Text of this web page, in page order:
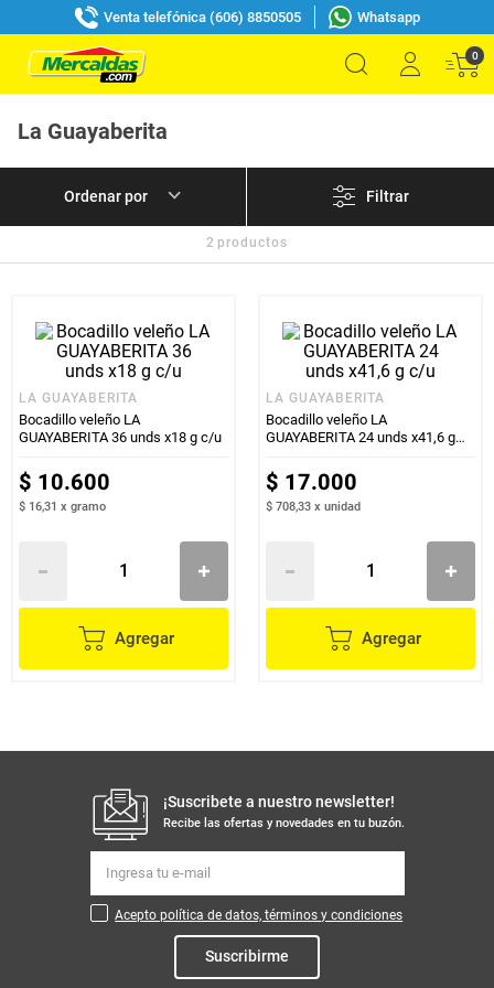
Venta telefónica (606) 8850505 Whatsapp
0
La Guayaberita
Filtrar
2 productos
LA GUAYABERITA
Bocadillo veleño LA
GUAYABERITA 36 unds x18 g c/u
$ 10.600
$ 16,31 x gramo
Agregar
LA GUAYABERITA
Bocadillo veleño LA
GUAYABERITA 24 unds x41,6 g
$ 17.000
$ 708,33 x unidad
Agregar
¡Suscribete a nuestro newsletter!
Recibe las ofertas y novedades en tu buzón.
Acepto política de datos, términos y condiciones
Suscribirme